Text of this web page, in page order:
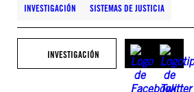
INVESTIGACIÓN SISTEMAS DE JUSTICIA
INVESTIGACIÓN